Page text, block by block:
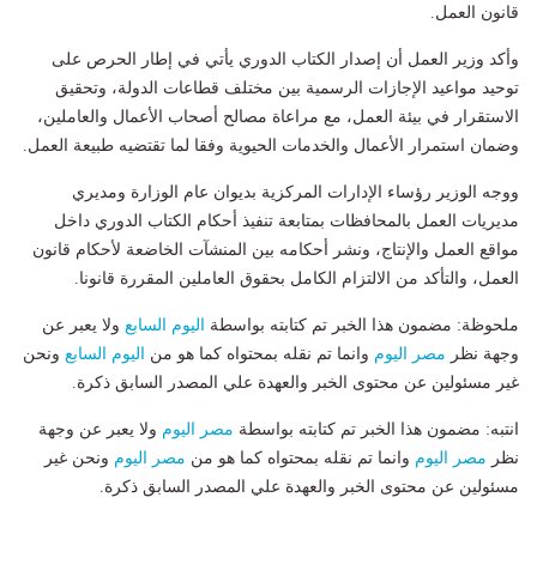
قانون العمل.
وأكد وزير العمل أن إصدار الكتاب الدوري يأتي في إطار الحرص على
توحيد مواعيد الإجازات الرسمية بين مختلف قطاعات الدولة، وتحقيق
الاستقرار في بيئة العمل، مع مراعاة مصالح أصحاب الأعمال والعاملين،
وضمان استمرار الأعمال والخدمات الحيوية وفقا لما تقتضيه طبيعة العمل.
ووجه الوزير رؤساء الإدارات المركزية بديوان عام الوزارة ومديري
مديريات العمل بالمحافظات بمتابعة تنفيذ أحكام الكتاب الدوري داخل
مواقع العمل والإنتاج، ونشر أحكامه بين المنشآت الخاضعة لأحكام قانون
العمل، والتأكد من الالتزام الكامل بحقوق العاملين المقررة قانونا.
ملحوظة: مضمون هذا الخبر تم كتابته بواسطة اليوم السابع ولا يعبر عن
وجهة نظر مصر اليوم وانما تم نقله بمحتواه كما هو من اليوم السابع ونحن
غير مسئولين عن محتوى الخبر والعهدة علي المصدر السابق ذكرة.
انتبه: مضمون هذا الخبر تم كتابته بواسطة مصر اليوم ولا يعبر عن وجهة
نظر مصر اليوم وانما تم نقله بمحتواه كما هو من مصر اليوم ونحن غير
مسئولين عن محتوى الخبر والعهدة علي المصدر السابق ذكرة.